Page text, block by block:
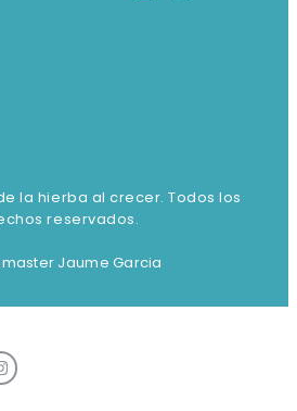
la hierba al crecer. Todos los
reservados.
Jaume Garcia